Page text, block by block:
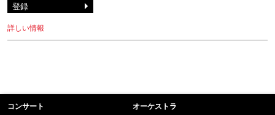
詳しい情報
コンサート オーケストラ